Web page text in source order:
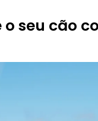
o seu cão